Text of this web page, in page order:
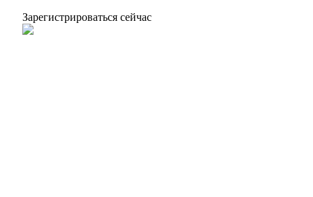
Register & Trade to Win 500,000 USDT
Зарегистрироваться сейчас